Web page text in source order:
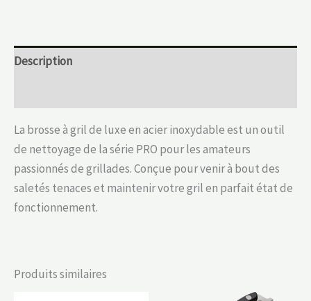
Description
La brosse à gril de luxe en acier inoxydable est un outil
de nettoyage de la série PRO pour les amateurs
passionnés de grillades. Conçue pour venir à bout des
saletés tenaces et maintenir votre gril en parfait état de
fonctionnement.
Produits similaires